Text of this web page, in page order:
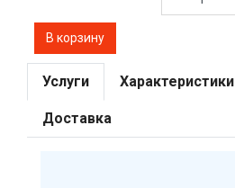
Услуги Характеристики
Доставка